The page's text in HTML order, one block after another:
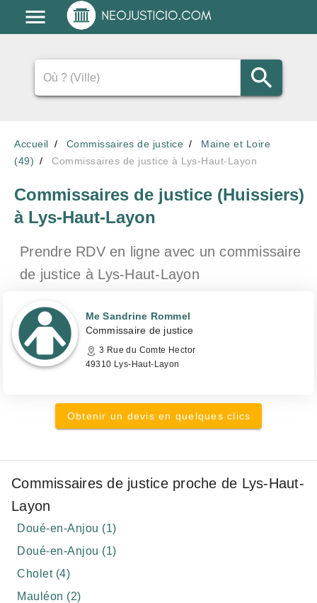
Accueil Commissaires de justice
Maine et Loire
(49)
Commissaires de justice à Lys-Haut-Layon
Commissaires de justice (Huissiers)
à Lys-Haut-Layon
Prendre RDV en ligne avec un commissaire
de justice à Lys-Haut-Layon
Me Sandrine Rommel
Commissaire de justice
3 Rue du Comte Hector
49310 Lys-Haut-Layon
Obtenir un devis en quelques clics
Commissaires de justice proche de Lys-Haut-
Layon
Doué-en-Anjou (1)
Doué-en-Anjou (1)
Cholet (4)
Mauléon (2)